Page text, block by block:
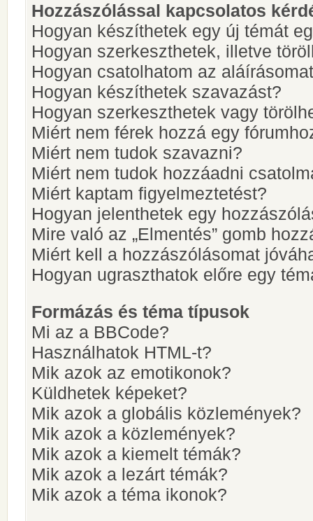
Hozzászólással kapcsolatos
Hogyan készíthetek egy új témát
Hogyan szerkeszthetek, illetve
Hogyan csatolhatom az
Hogyan készíthetek szavazást?
Hogyan szerkeszthetek vagy
Miért nem férek hozzá egy
Miért nem tudok szavazni?
Miért nem tudok hozzáadni
Miért kaptam figyelmeztetést?
Hogyan jelenthetek egy
Mire való az „Elmentés” gomb
Miért kell a hozzászólásomat
Hogyan ugraszthatok előre egy
Formázás és téma típusok
Mi az a BBCode?
Használhatok HTML-t?
Mik azok az emotikonok?
Küldhetek képeket?
Mik azok a globális közlemények?
Mik azok a közlemények?
Mik azok a kiemelt témák?
Mik azok a lezárt témák?
Mik azok a téma ikonok?